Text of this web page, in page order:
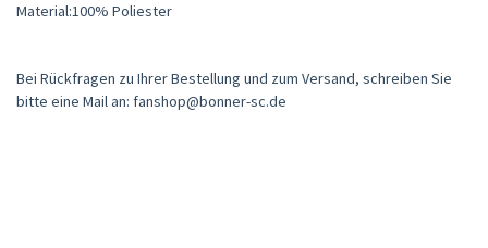
Material:100% Poliester
Bei Rückfragen zu Ihrer Bestellung und zum Versand, schreiben Sie
bitte eine Mail an: fanshop@bonner-sc.de